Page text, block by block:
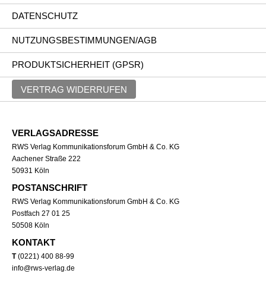
DATENSCHUTZ
NUTZUNGSBESTIMMUNGEN/AGB
PRODUKTSICHERHEIT (GPSR)
VERTRAG WIDERRUFEN
VERLAGSADRESSE
RWS Verlag Kommunikationsforum GmbH & Co. KG
Aachener Straße 222
50931 Köln
POSTANSCHRIFT
RWS Verlag Kommunikationsforum GmbH & Co. KG
Postfach 27 01 25
50508 Köln
KONTAKT
T(0221) 400 88-99
info@rws-verlag.de